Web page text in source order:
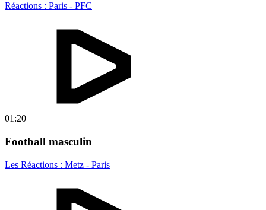
Réactions : Paris - PFC
01:20
Football masculin
Les Réactions : Metz - Paris